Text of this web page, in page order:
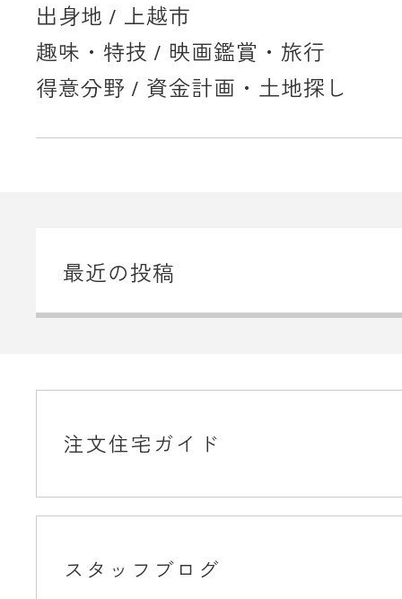
出身地 / 上越市
趣味・特技 / 映画鑑賞・旅行
得意分野 / 資金計画・土地探し
最近の投稿
注文住宅ガイド
スタッフブログ